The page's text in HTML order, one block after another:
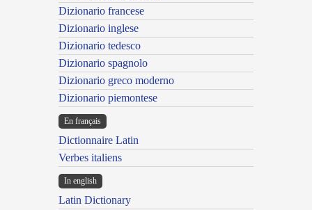
Dizionario francese
Dizionario inglese
Dizionario tedesco
Dizionario spagnolo
Dizionario greco moderno
Dizionario piemontese
En français
Dictionnaire Latin
Verbes italiens
In english
Latin Dictionary